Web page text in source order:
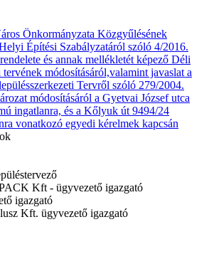
Önkormányzata Közgyűlésének
Építési Szabályzatáról szóló 4/2016.
és annak mellékletét képező Déli
módosításáról,valamint javaslat a
Tervről szóló 279/2004.
módosításáról a Gyetvai József utca
ingatlanra, és a Kőlyuk út 9494/24
vonatkozó egyedi kérelmek kapcsán
Kft - ügyvezető igazgató
igazgató
Kft. ügyvezető igazgató